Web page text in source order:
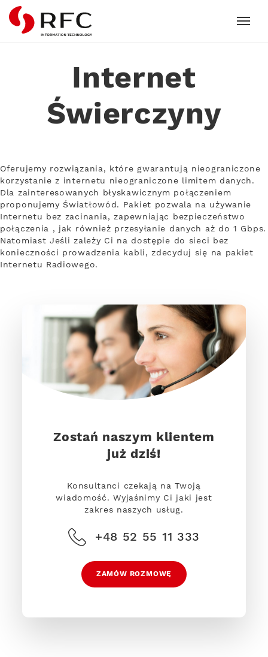
RFC
Internet
Świerczyny
Oferujemy rozwiązania, które gwarantują nieograniczone
korzystanie z internetu nieograniczone limitem danych.
Dla zainteresowanych błyskawicznym połączeniem
proponujemy Światłowód. Pakiet pozwala na używanie
Internetu bez zacinania, zapewniając bezpieczeństwo
połączenia , jak również przesyłanie danych aż do 1 Gbps.
Natomiast Jeśli zależy Ci na dostępie do sieci bez
konieczności prowadzenia kabli, zdecyduj się na pakiet
Internetu Radiowego.
Zostań naszym klientem
już dziś!
Konsultanci czekają na Twoją
wiadomość. Wyjaśnimy Ci jaki jest
zakres naszych usług.
+48 52 55 11 333
ZAMÓW ROZMOWĘ